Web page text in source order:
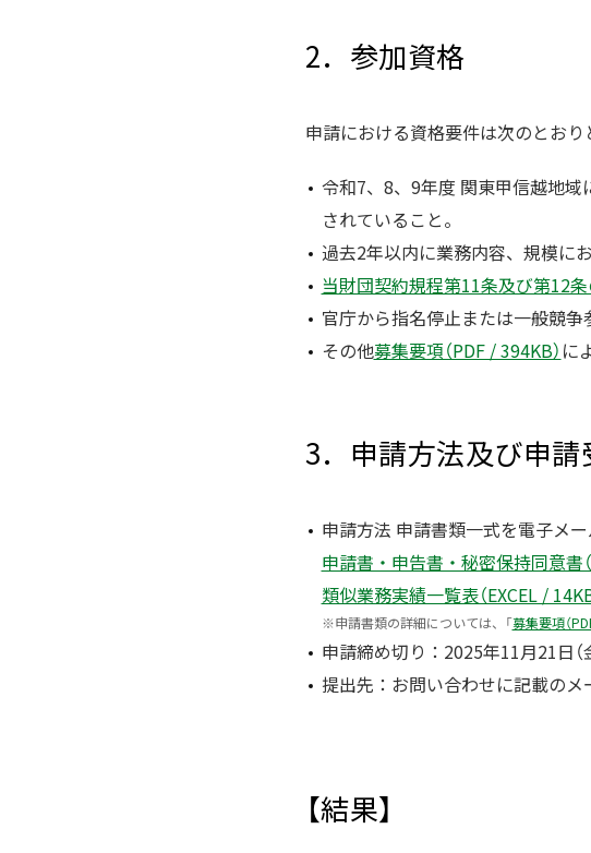
2．参加資格
申請における資格要件は次のとおり
令和7、8、9年度 関東甲信越地域
されていること。
過去2年以内に業務内容、規模に
当財団契約規程第11条及び第12条
官庁から指名停止または一般競争
その他募集要項（PDF / 394KB） に
3．申請方法及び申請
申請方法 申請書類一式を電子メ
申請書・申告書・秘密保持同意書
類似業務実績一覧表（EXCEL / 14KB
※申請書類の詳細については、「募集要項（
申請締め切り：2025年11月21日（
提出先：お問い合わせに記載のメ
【結果】